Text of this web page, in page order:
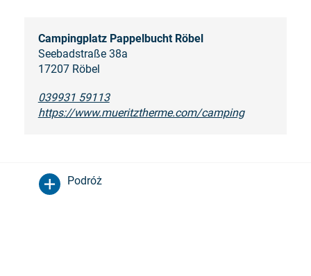
Campingplatz Pappelbucht Röbel
Seebadstraße 38a
17207 Röbel
039931 59113
https://www.mueritztherme.com/camping
Podróż